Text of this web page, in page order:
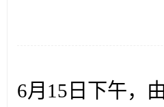
6月15日下午，